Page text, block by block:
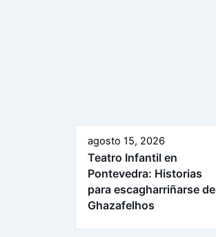
agosto 15, 2026
Teatro Infantil en
Pontevedra: Historias
para escagharriñarse de
Ghazafelhos